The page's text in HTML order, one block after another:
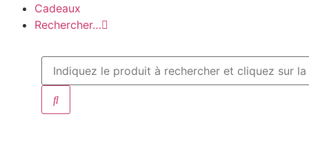
Cadeaux
Rechercher…